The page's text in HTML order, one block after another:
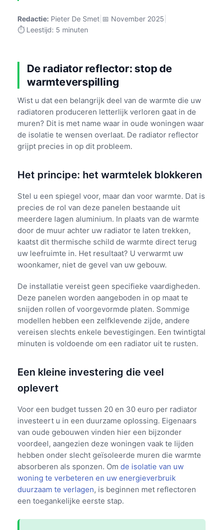
Redactie: Pieter De Smet 📅 November 2025
⏱️ Leestijd: 5 minuten
De radiator reflector: stop de
warmteverspilling
Wist u dat een belangrijk deel van de warmte die uw
radiatoren produceren letterlijk verloren gaat in de
muren? Dit is met name waar in oude woningen waar
de isolatie te wensen overlaat. De radiator reflector
grijpt precies in op dit probleem.
Het principe: het warmtelek blokkeren
Stel u een spiegel voor, maar dan voor warmte. Dat is
precies de rol van deze panelen bestaande uit
meerdere lagen aluminium. In plaats van de warmte
door de muur achter uw radiator te laten trekken,
kaatst dit thermische schild de warmte direct terug
uw leefruimte in. Het resultaat? U verwarmt uw
woonkamer, niet de gevel van uw gebouw.
De installatie vereist geen specifieke vaardigheden.
Deze panelen worden aangeboden in op maat te
snijden rollen of voorgevormde platen. Sommige
modellen hebben een zelfklevende zijde, andere
vereisen slechts enkele bevestigingen. Een twintigtal
minuten is voldoende om een radiator uit te rusten.
Een kleine investering die veel
oplevert
Voor een budget tussen 20 en 30 euro per radiator
investeert u in een duurzame oplossing. Eigenaars
van oude gebouwen vinden hier een bijzonder
voordeel, aangezien deze woningen vaak te lijden
hebben onder slecht geïsoleerde muren die warmte
absorberen als sponzen. Om de isolatie van uw
woning te verbeteren en uw energieverbruik
duurzaam te verlagen, is beginnen met reflectoren
een toegankelijke eerste stap.